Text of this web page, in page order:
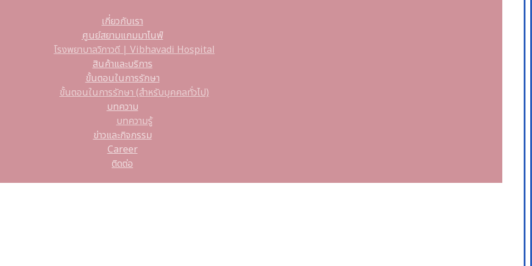
เกี่ยวกับเรา
ศูนย์สยามแกมมาไนฟ์
โรงพยาบาลวิภาวดี | Vibhavadi Hospital
สินค้าและบริการ
ขั้นตอนในการรักษา
ขั้นตอนในการรักษา (สำหรับบุคคลทั่วไป)
บทความ
บทความรู้
ข่าวและกิจกรรม
Career
ติดต่อ